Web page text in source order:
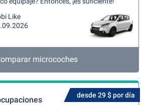
Like
microcoches
desde 29 $ por día